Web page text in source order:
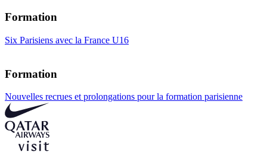
Formation
Six Parisiens avec la France U16
Formation
Nouvelles recrues et prolongations pour la formation parisienne